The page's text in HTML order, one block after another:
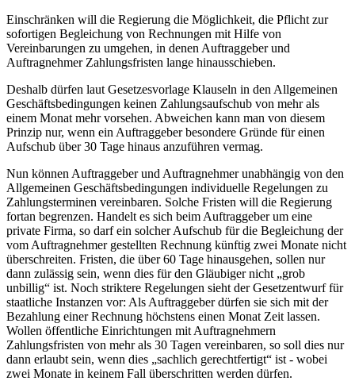
Einschränken will die Regierung die Möglichkeit, die Pflicht zur
sofortigen Begleichung von Rechnungen mit Hilfe von
Vereinbarungen zu umgehen, in denen Auftraggeber und
Auftragnehmer Zahlungsfristen lange hinausschieben.
Deshalb dürfen laut Gesetzesvorlage Klauseln in den Allgemeinen
Geschäftsbedingungen keinen Zahlungsaufschub von mehr als
einem Monat mehr vorsehen. Abweichen kann man von diesem
Prinzip nur, wenn ein Auftraggeber besondere Gründe für einen
Aufschub über 30 Tage hinaus anzuführen vermag.
Nun können Auftraggeber und Auftragnehmer unabhängig von den
Allgemeinen Geschäftsbedingungen individuelle Regelungen zu
Zahlungsterminen vereinbaren. Solche Fristen will die Regierung
fortan begrenzen. Handelt es sich beim Auftraggeber um eine
private Firma, so darf ein solcher Aufschub für die Begleichung der
vom Auftragnehmer gestellten Rechnung künftig zwei Monate nicht
überschreiten. Fristen, die über 60 Tage hinausgehen, sollen nur
dann zulässig sein, wenn dies für den Gläubiger nicht „grob
unbillig“ ist. Noch striktere Regelungen sieht der Gesetzentwurf für
staatliche Instanzen vor: Als Auftraggeber dürfen sie sich mit der
Bezahlung einer Rechnung höchstens einen Monat Zeit lassen.
Wollen öffentliche Einrichtungen mit Auftragnehmern
Zahlungsfristen von mehr als 30 Tagen vereinbaren, so soll dies nur
dann erlaubt sein, wenn dies „sachlich gerechtfertigt“ ist - wobei
zwei Monate in keinem Fall überschritten werden dürfen.